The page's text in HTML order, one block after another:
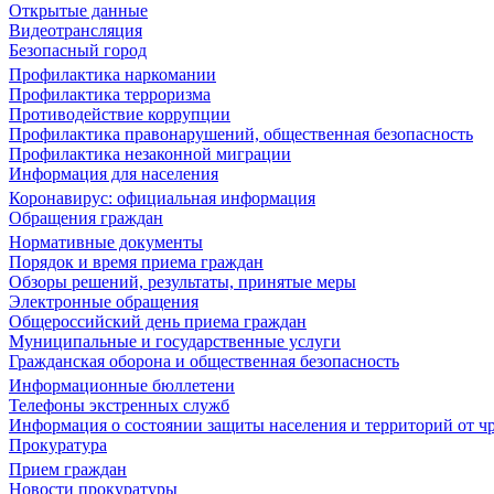
Открытые данные
Видеотрансляция
Безопасный город
Профилактика наркомании
Профилактика терроризма
Противодействие коррупции
Профилактика правонарушений, общественная безопасность
Профилактика незаконной миграции
Информация для населения
Коронавирус: официальная информация
Обращения граждан
Нормативные документы
Порядок и время приема граждан
Обзоры решений, результаты, принятые меры
Электронные обращения
Общероссийский день приема граждан
Муниципальные и государственные услуги
Гражданская оборона и общественная безопасность
Информационные бюллетени
Телефоны экстренных служб
Информация о состоянии защиты населения и территорий от
Прокуратура
Прием граждан
Новости прокуратуры